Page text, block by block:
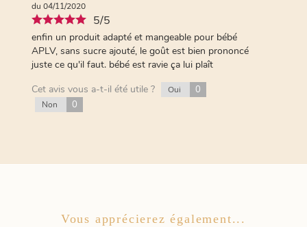
du 04/11/2020
5/5
enfin un produit adapté et mangeable pour bébé
APLV, sans sucre ajouté, le goût est bien prononcé
juste ce qu'il faut. bébé est ravie ça lui plaît
Cet avis vous a-t-il été utile ?
Oui 0
Non 0
Vous apprécierez également...